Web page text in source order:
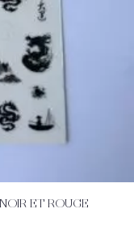
DÉTAILS
ET ROUGE